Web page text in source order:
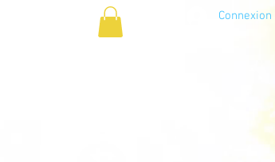
Connexion